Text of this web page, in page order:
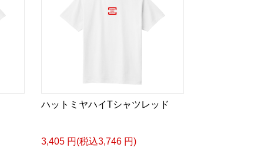
ハットミヤハイTシャツレッド
3,405 円(税込3,746 円)